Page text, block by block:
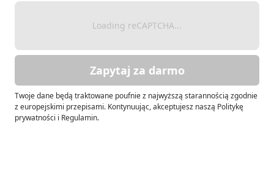
Loading reCAPTCHA...
Zapytaj za darmo
Twoje dane będą traktowane poufnie z najwyższą starannością zgodnie
z europejskimi przepisami. Kontynuując, akceptujesz naszą Politykę
prywatności i Regulamin.